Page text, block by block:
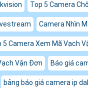
Top 5 Camera
Camera Nhìn
5 Camera Xem Mã Vạch
Vận Đơn Báo giá
bảng báo giá camera ip